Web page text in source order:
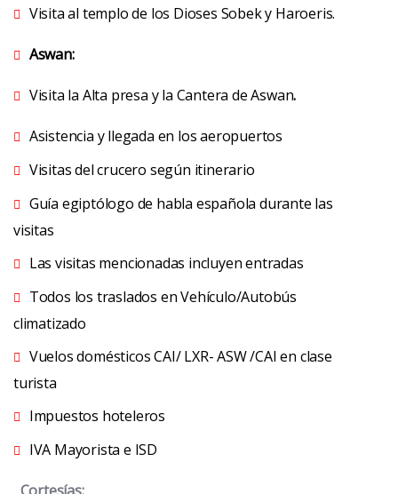
Visita al templo de los Dioses Sobek y Haroeris.
Aswan:
Visita la Alta presa y la Cantera de Aswan.
Asistencia y llegada en los aeropuertos
Visitas del crucero según itinerario
Guía egiptólogo de habla española durante las
visitas
Las visitas mencionadas incluyen entradas
Todos los traslados en Vehículo/Autobús
climatizado
Vuelos domésticos CAI/ LXR- ASW /CAI en clase
turista
Impuestos hoteleros
IVA Mayorista e ISD